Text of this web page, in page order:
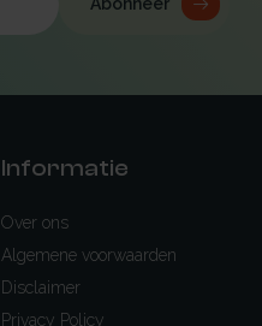
Informatie
Over ons
Algemene voorwaarden
Disclaimer
Privacy Policy